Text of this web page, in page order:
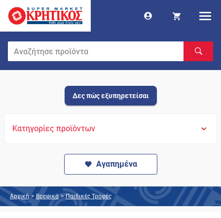
Δες πώς εξυπηρετείσαι
Κατηγορίες προϊόντων
Αγαπημένα
Αρχική > Βρεφικά > Παιδικές Τροφές